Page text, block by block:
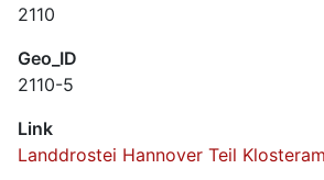
2110
Geo_ID
2110-5
Link
Landdrostei Hannover Teil